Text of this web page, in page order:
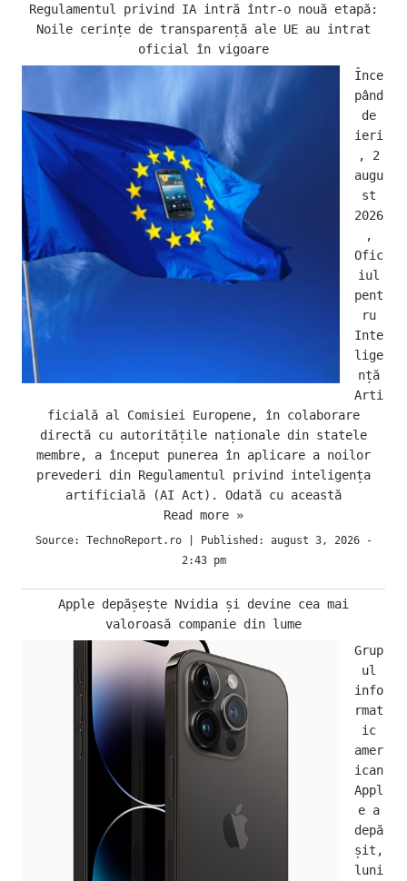
Regulamentul privind IA intră într-o nouă etapă:
Noile cerințe de transparență ale UE au intrat
oficial în vigoare
Înce
pând
de
ieri
, 2
augu
st
2026
,
Ofic
iul
pent
ru
Inte
lige
nță
Arti
ficială al Comisiei Europene, în colaborare
directă cu autoritățile naționale din statele
membre, a început punerea în aplicare a noilor
prevederi din Regulamentul privind inteligența
artificială (AI Act). Odată cu această
Read more »
Source: TechnoReport.ro| Published: august 3, 2026 -
2:43 pm
Apple depășește Nvidia și devine cea mai
valoroasă companie din lume
Grup
ul
info
rmat
ic
amer
ican
Appl
e a
depă
șit,
luni